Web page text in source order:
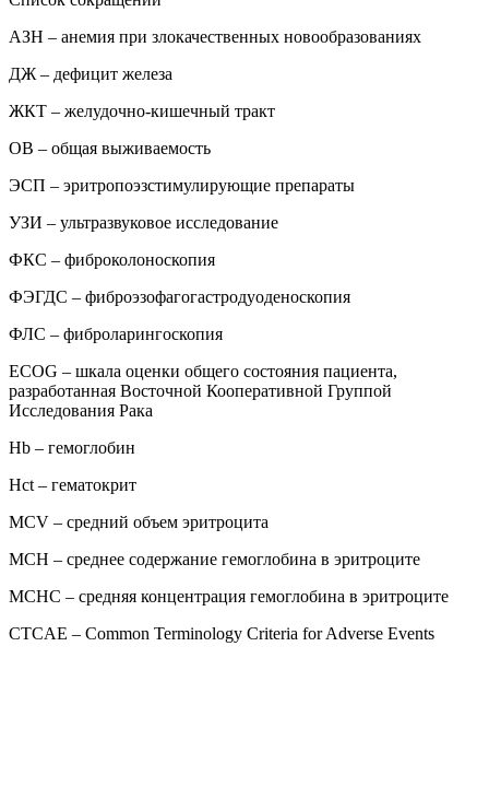
АЗН – анемия при злокачественных новообразованиях
ДЖ – дефицит железа
ЖКТ – желудочно-кишечный тракт
ОВ – общая выживаемость
ЭСП – эритропоэзстимулирующие препараты
УЗИ – ультразвуковое исследование
ФКС – фиброколоноскопия
ФЭГДС – фиброэзофагогастродуоденоскопия
ФЛС – фиброларингоскопия
ECOG – шкала оценки общего состояния пациента,
разработанная Восточной Кооперативной Группой
Исследования Рака
Hb – гемоглобин
Hct – гематокрит
MCV – средний объем эритроцита
MCH – среднее содержание гемоглобина в эритроците
MCHC – средняя концентрация гемоглобина в эритроците
CTCAE – Common Terminology Criteria for Adverse Events